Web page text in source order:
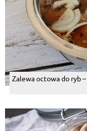
Zalewa octowa do ryb